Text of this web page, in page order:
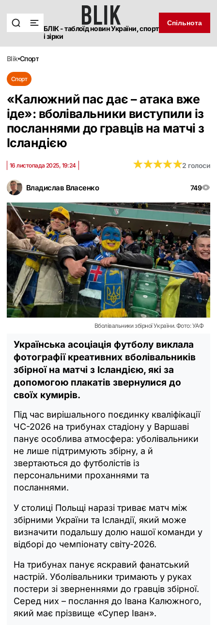
БЛІК - таблоїд новин України, спорт
і зірки
Спільнота
blik спорт
Спорт
«Калюжний пас дає – атака вже
іде»: вболівальники виступили із
посланнями до гравців на матчі з
Ісландією
Владислав Власенко 749
16 листопада 2025, 19:24 ★★★★★
★★★★★2 голоси
Вболівальники збірної України. Фото: УАФ
Українська асоціація футболу виклала
фотографії креативних вболівальників
збірної на матчі з Ісландією, які за
допомогою плакатів звернулися до
своїх кумирів.
Під час вирішального поєдинку кваліфікації
ЧС-2026 на трибунах стадіону у Варшаві
панує особлива атмосфера: уболівальники
не лише підтримують збірну, а й
звертаються до футболістів із
персональними проханнями та
посланнями.
У столиці Польщі наразі триває матч між
збірними України та Ісландії, який може
визначити подальшу долю нашої команди у
відборі до чемпіонату світу-2026.
На трибунах панує яскравий фанатський
настрій. Уболівальники тримають у руках
постери зі зверненнями до гравців збірної.
Серед них – послання до Івана Калюжного,
який має прізвище «Супер Іван».